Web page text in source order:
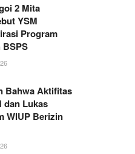
2 Mita
YSM
Program
BSPS
Bahwa Aktifitas
dan Lukas
WIUP Berizin